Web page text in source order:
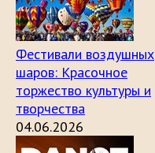
Фестивали воздушных
шаров: Красочное
торжество культуры и
творчества
04.06.2026